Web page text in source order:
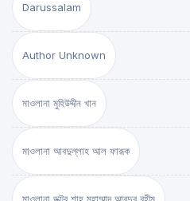
Darussalam
Author Unknown
মাওলানা মুহিউদ্দীন খান
মাওলানা আবদুল্লাহ আল ফারূক